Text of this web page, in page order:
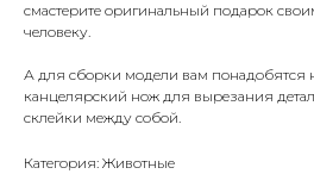
смастерите оригинальный подарок
человеку.
А для сборки модели вам
канцелярский нож для вырезания
склейки между собой.
Категория: Животные